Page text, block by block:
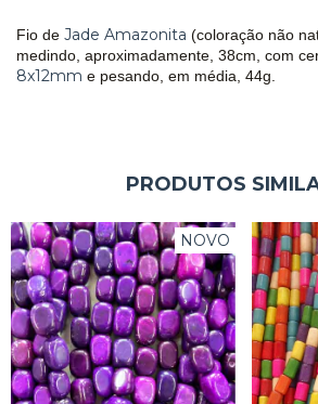
Fio de Jade Amazonita (coloração não
medindo, aproximadamente, 38cm, com
8x12mm e pesando, em média, 44g.
PRODUTOS
NOVO